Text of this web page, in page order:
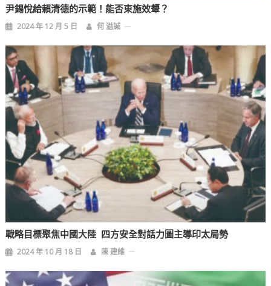
尹錫悅給賴清德的示範！能否東施效顰？
2024 年 12 月 5 日 何 溢誠
戰略目標聚焦中國大陸 四方安全對話力圖主導印太局勢
2024 年 10 月 18 日 陳 建維